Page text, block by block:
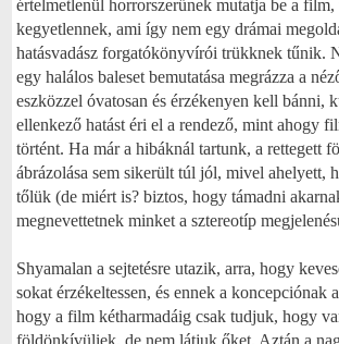
értelmetlenül horrorszerűnek mutatja be a film,
kegyetlennek, ami így nem egy drámai
hatásvadász forgatókönyvírói trükknek tűnik.
egy halálos baleset bemutatása megrázza a
eszközzel óvatosan és érzékenyen kell bánni,
ellenkező hatást éri el a rendező, mint ahogy
történt. Ha már a hibáknál tartunk, a rettegett
ábrázolása sem sikerült túl jól, mivel ahelyett,
tőlük (de miért is? biztos, hogy támadni
megnevettetnek minket a sztereotíp
Shyamalan a sejtetésre utazik, arra, hogy
sokat érzékeltessen, és ennek a koncepciónak
hogy a film kétharmadáig csak tudjuk, hogy
földönkívüliek, de nem látjuk őket. Aztán a